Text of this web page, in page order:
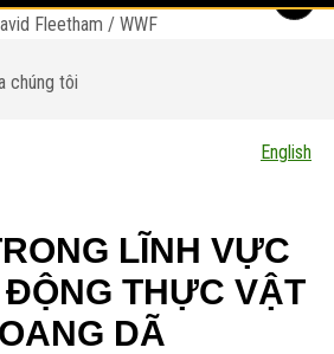
PHÒNG, CƠ HỘI NGHỀ
David Fleetham / WWF
chúng tôi
English
LĨNH VỰC
THỰC VẬT
DÃ